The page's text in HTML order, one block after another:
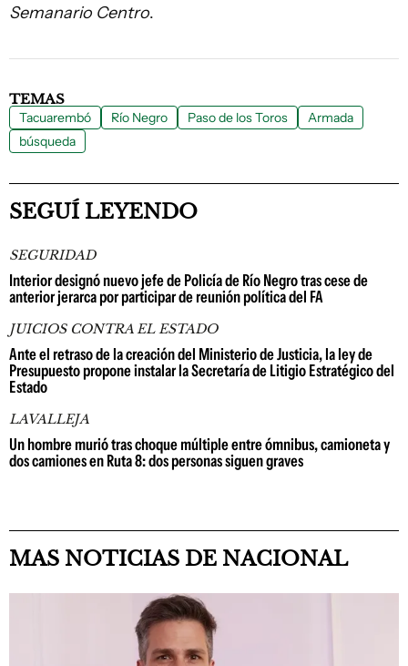
Semanario Centro.
TEMAS
Tacuarembó Río Negro Paso de los Toros
Armada
búsqueda
SEGUÍ LEYENDO
SEGURIDAD
Interior designó nuevo jefe de Policía de Río Negro tras cese de
anterior jerarca por participar de reunión política del FA
JUICIOS CONTRA EL ESTADO
Ante el retraso de la creación del Ministerio de Justicia, la ley de
Presupuesto propone instalar la Secretaría de Litigio Estratégico del
Estado
LAVALLEJA
Un hombre murió tras choque múltiple entre ómnibus, camioneta y
dos camiones en Ruta 8: dos personas siguen graves
MAS NOTICIAS DE NACIONAL